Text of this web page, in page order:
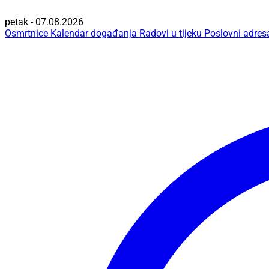
petak - 07.08.2026
Osmrtnice Kalendar događanja Radovi u tijeku Poslovni